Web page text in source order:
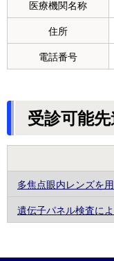
医療機関名称
住所
電話番号
受診可能
多焦点眼内レンズを
遺伝子パネル検査に